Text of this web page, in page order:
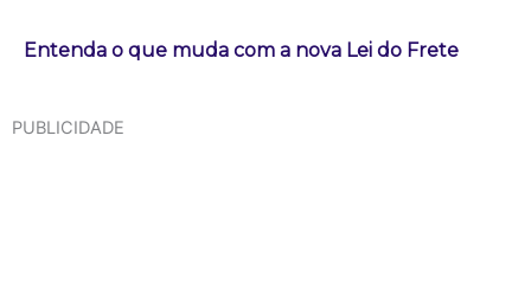
Entenda o que muda com a nova Lei do Frete
PUBLICIDADE